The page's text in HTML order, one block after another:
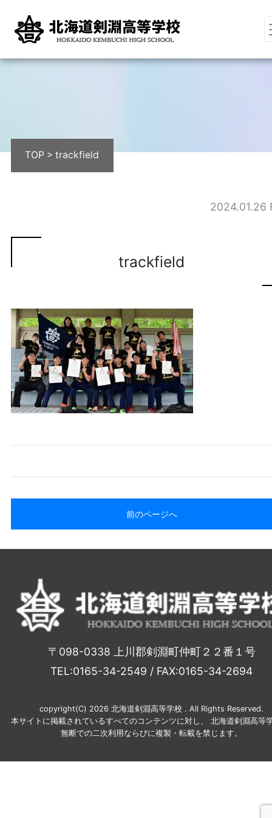
TOP >trackfield
2024.01.26
trackfield
前のページへ
〒098-0338 上川郡剣淵町仲町２２番１号
TEL:0165-34-2549 / FAX:0165-34-2694
copyright(C) 2026 北海道剣淵高等学校 . All Rights Reserved.
本サイトに掲載されているすべてのコンテンツに対し、 北海道剣淵高等
無断での二次利用ならびに複製・転載を禁じます。